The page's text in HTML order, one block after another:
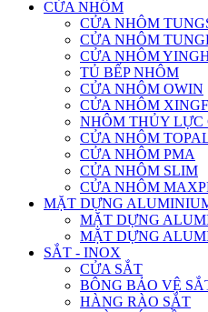
CỬA NHÔM
CỬA NHÔM
CỬA NHÔM
CỬA NHÔM
TỦ BẾP NHÔM
CỬA NHÔM OWIN
CỬA NHÔM
NHÔM THỦY LỰC
CỬA NHÔM
CỬA NHÔM PMA
CỬA NHÔM SLIM
CỬA NHÔM
MẶT DỰNG
MẶT DỰNG
MẶT DỰNG
SẮT - INOX
CỬA SẮT
BÔNG BẢO VỆ
HÀNG RÀO SẮT